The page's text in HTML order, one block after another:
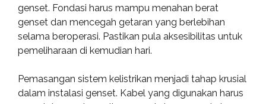
genset. Fondasi harus mampu menahan berat
genset dan mencegah getaran yang berlebihan
selama beroperasi. Pastikan pula aksesibilitas untuk
pemeliharaan di kemudian hari.
Pemasangan sistem kelistrikan menjadi tahap krusial
dalam instalasi genset. Kabel yang digunakan harus